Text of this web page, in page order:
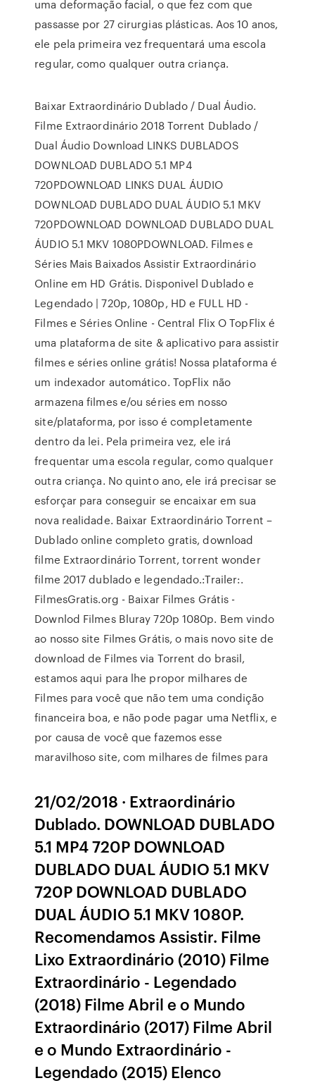
uma deformação facial, o que fez com que
passasse por 27 cirurgias plásticas. Aos 10 anos,
ele pela primeira vez frequentará uma escola
regular, como qualquer outra criança.
Baixar Extraordinário Dublado / Dual Áudio.
Filme Extraordinário 2018 Torrent Dublado /
Dual Áudio Download LINKS DUBLADOS
DOWNLOAD DUBLADO 5.1 MP4
720PDOWNLOAD LINKS DUAL ÁUDIO
DOWNLOAD DUBLADO DUAL ÁUDIO 5.1 MKV
720PDOWNLOAD DOWNLOAD DUBLADO DUAL
ÁUDIO 5.1 MKV 1080PDOWNLOAD. Filmes e
Séries Mais Baixados Assistir Extraordinário
Online em HD Grátis. Disponivel Dublado e
Legendado | 720p, 1080p, HD e FULL HD -
Filmes e Séries Online - Central Flix O TopFlix é
uma plataforma de site & aplicativo para assistir
filmes e séries online grátis! Nossa plataforma é
um indexador automático. TopFlix não
armazena filmes e/ou séries em nosso
site/plataforma, por isso é completamente
dentro da lei. Pela primeira vez, ele irá
frequentar uma escola regular, como qualquer
outra criança. No quinto ano, ele irá precisar se
esforçar para conseguir se encaixar em sua
nova realidade. Baixar Extraordinário Torrent –
Dublado online completo gratis, download
filme Extraordinário Torrent, torrent wonder
filme 2017 dublado e legendado.:Trailer:.
FilmesGratis.org - Baixar Filmes Grátis -
Downlod Filmes Bluray 720p 1080p. Bem vindo
ao nosso site Filmes Grátis, o mais novo site de
download de Filmes via Torrent do brasil,
estamos aqui para lhe propor milhares de
Filmes para você que não tem uma condição
financeira boa, e não pode pagar uma Netflix, e
por causa de você que fazemos esse
maravilhoso site, com milhares de filmes para
21/02/2018 · Extraordinário
Dublado. DOWNLOAD DUBLADO
5.1 MP4 720P DOWNLOAD
DUBLADO DUAL ÁUDIO 5.1 MKV
720P DOWNLOAD DUBLADO
DUAL ÁUDIO 5.1 MKV 1080P.
Recomendamos Assistir. Filme
Lixo Extraordinário (2010) Filme
Extraordinário - Legendado
(2018) Filme Abril e o Mundo
Extraordinário (2017) Filme Abril
e o Mundo Extraordinário -
Legendado (2015) Elenco